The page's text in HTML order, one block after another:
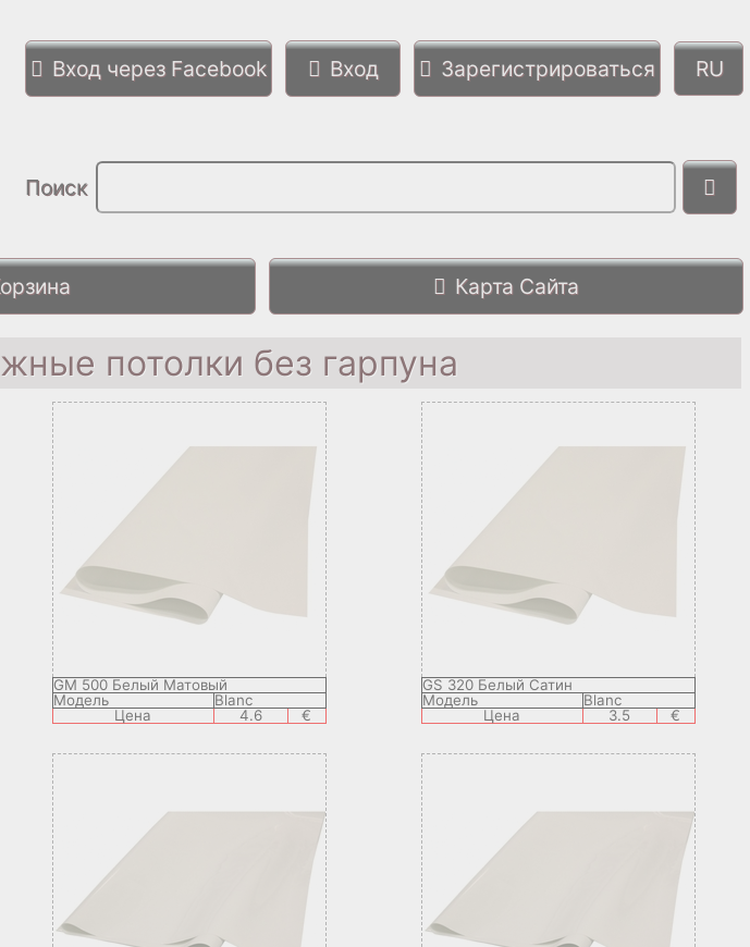
Вход через Facebook Вход Зарегистрироваться
Поиск
Карта Сайта
потолки без гарпуна
GM 500 Белый Матовый
Модель
Blanc
Цена
4.6 €
GS 320 Белый Сатин
Модель
Blanc
Цена
3.5 €